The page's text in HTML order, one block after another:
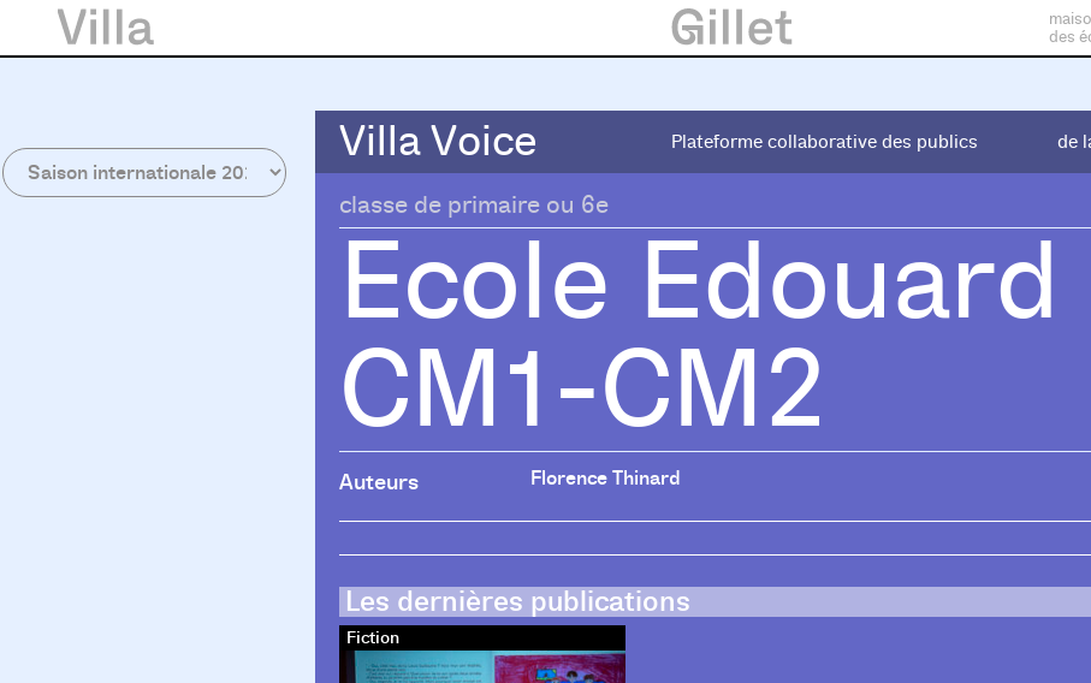
des
Villa Voice Plateforme collaborative des publics de
Villa Voice Plateforme collaborative des publics de
classe de primaire ou 6e
Ecole
CM1-CM2
Auteurs Florence Thinard
Les dernières publications
Fiction